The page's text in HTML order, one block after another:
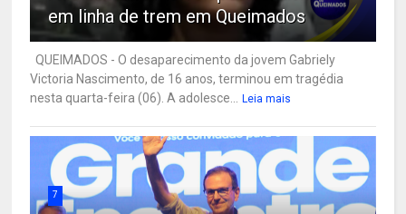
em linha de trem em Queimados
QUEIMADOS - O desaparecimento da jovem Gabriely
Victoria Nascimento, de 16 anos, terminou em tragédia
nesta quarta-feira (06). A adolesce...
Leia mais
7